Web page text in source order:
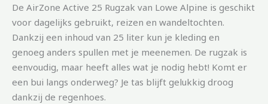
De AirZone Active 25 Rugzak van Lowe Alpine is geschikt
voor dagelijks gebruikt, reizen en wandeltochten.
Dankzij een inhoud van 25 liter kun je kleding en
genoeg anders spullen met je meenemen. De rugzak is
eenvoudig, maar heeft alles wat je nodig hebt! Komt er
een bui langs onderweg? Je tas blijft gelukkig droog
dankzij de regenhoes.